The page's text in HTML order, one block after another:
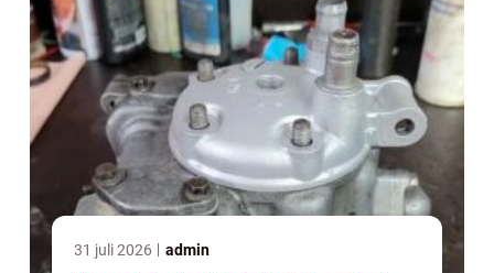
31 juli 2026 admin